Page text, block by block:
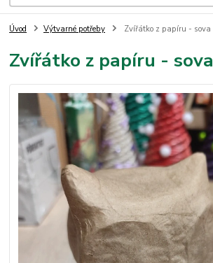
Úvod Výtvarné potřeby Zvířátko z papíru - sova
Zvířátko z papíru - sova